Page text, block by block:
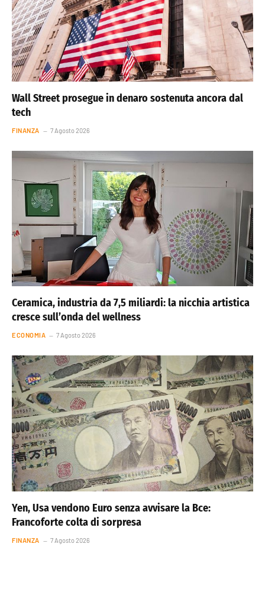
Wall Street prosegue in denaro sostenuta ancora dal
tech
FINANZA 7 Agosto 2026
Ceramica, industria da 7,5 miliardi: la nicchia artistica
cresce sull’onda del wellness
ECONOMIA 7 Agosto 2026
Yen, Usa vendono Euro senza avvisare la Bce:
Francoforte colta di sorpresa
FINANZA 7 Agosto 2026